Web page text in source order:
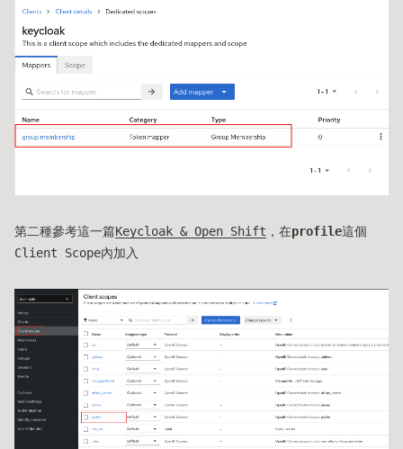
第二種參考這一篇Keycloak & Open Shift ，在profile這個
Client Scope內加入